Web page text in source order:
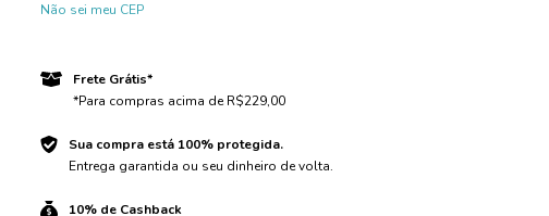
Não sei meu CEP
Frete Grátis*
*Para compras acima de R$229,00
Sua compra está 100% protegida.
Entrega garantida ou seu dinheiro de volta.
10% de Cashback